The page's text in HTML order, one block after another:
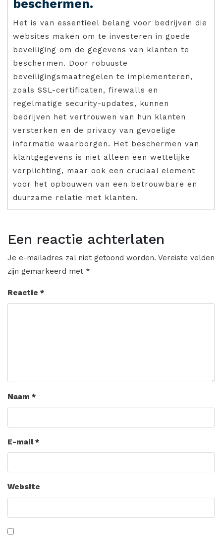
beschermen.
Het is van essentieel belang voor bedrijven die
websites maken om te investeren in goede
beveiliging om de gegevens van klanten te
beschermen. Door robuuste
beveiligingsmaatregelen te implementeren,
zoals SSL-certificaten, firewalls en
regelmatige security-updates, kunnen
bedrijven het vertrouwen van hun klanten
versterken en de privacy van gevoelige
informatie waarborgen. Het beschermen van
klantgegevens is niet alleen een wettelijke
verplichting, maar ook een cruciaal element
voor het opbouwen van een betrouwbare en
duurzame relatie met klanten.
Een reactie achterlaten
Je e-mailadres zal niet getoond worden. Vereiste velden
zijn gemarkeerd met *
Reactie *
Naam *
E-mail*
Website